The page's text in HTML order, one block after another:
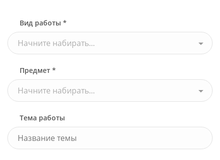
Вид работы *
Начните набирать...
Предмет *
Начните набирать...
Тема работы